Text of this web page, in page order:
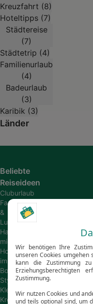
Kreuzfahrt (8)
Hoteltipps (7)
Städtereise
(7)
Städtetrip (4)
Familienurlaub
(4)
Badeurlaub
(3)
Karibik (3)
Länder
Beliebte
Reiseideen
Cluburlaub
Family
&
Luxus
Hausboot
mieten
Hotels
im
Boho-
Style
Kleine
Kreuzfahrtschiffe